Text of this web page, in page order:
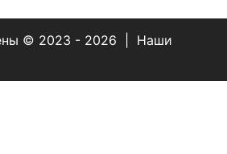
© 2023 - 2026 | Наши